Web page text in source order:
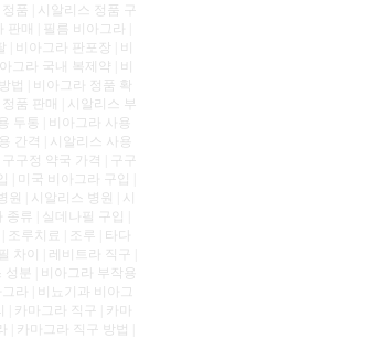
품 | 시알리스 정품 구
매 | 필름 비아그라 |
비아그라 판포장 | 비
그라 국내 복제약 | 비
| 비아그라 정품 확
품 판매 | 시알리스 부
두통 | 비아그라 사용
간격 | 시알리스 사용
구정 약국 가격 | 구구
미국 비아그라 구입 |
| 시알리스 병원 | 시
류 | 실데나필 구입 |
루치료 | 조루 | 타다
차이 | 레비트라 직구 |
분 | 비아그라 부작용
라 | 비뇨기과 비아그
카마그라 직구 | 카마
카마그라 직구 방법 |